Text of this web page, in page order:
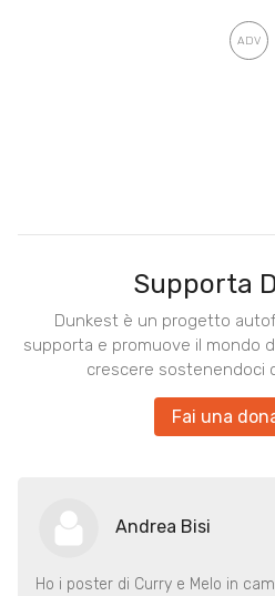
Supporta
Dunkest è un progetto
supporta e promuove il mondo
crescere sostenendoci
Fai una
Andrea Bisi
Ho i poster di Curry e Melo in